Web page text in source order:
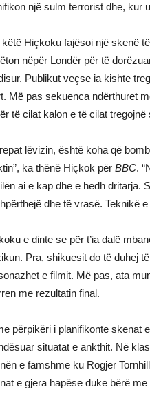
një sulm terrorist dhe, kur
këtë Hiçkoku fajësoi një skenë
nëpër Londër për të
Publikut veçse ia kishte
Më pas sekuenca ndërthuret
të cilat kalon e të cilat
lëvizin, është koha që
ka thënë Hiçkok për BBC.
ai e kap dhe e hedh dritarja.
dhe të vrasë. Teknikë
e dinte se për t’ia dalë
Pra, shikuesit do të duhej
e filmit. Më pas, ata
me rezultatin final.
përpikëri i planifikonte skenat
situatat e ankthit. Në
e famshme ku Rogjer
e gjera hapëse duke bërë